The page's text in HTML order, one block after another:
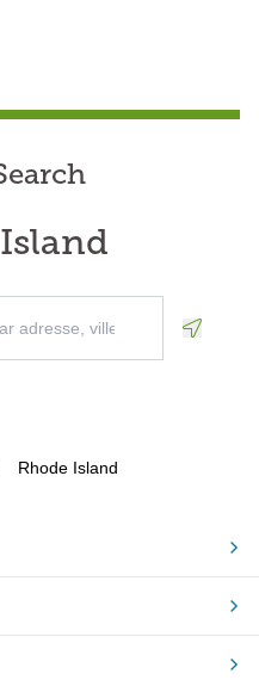
Rhode Island